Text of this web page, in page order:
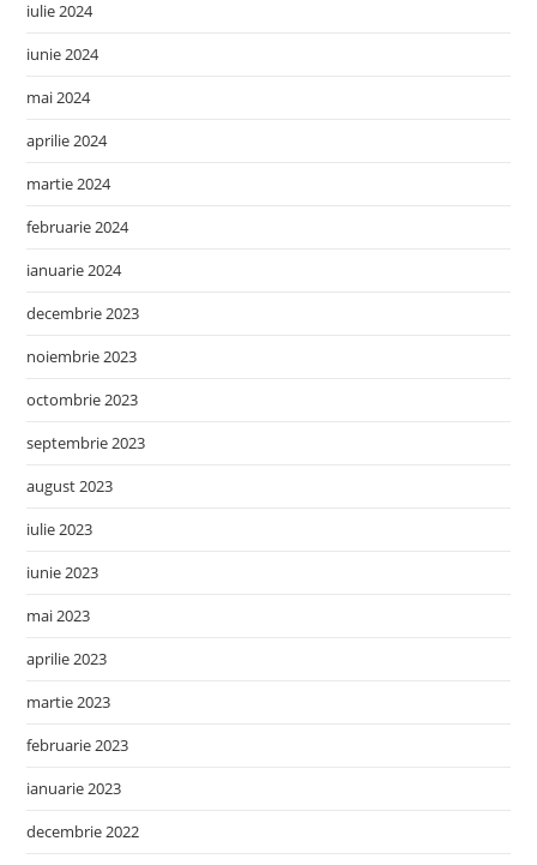
iulie 2024
iunie 2024
mai 2024
aprilie 2024
martie 2024
februarie 2024
ianuarie 2024
decembrie 2023
noiembrie 2023
octombrie 2023
septembrie 2023
august 2023
iulie 2023
iunie 2023
mai 2023
aprilie 2023
martie 2023
februarie 2023
ianuarie 2023
decembrie 2022